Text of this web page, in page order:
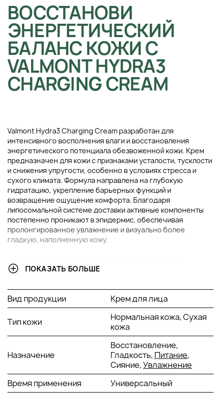
ВОССТАНОВИ
ЭНЕРГЕТИЧЕСКИЙ
БАЛАНС КОЖИ С
VALMONT HYDRA3
CHARGING CREAM
Valmont Hydra3 Charging Cream разработан для
интенсивного восполнения влаги и восстановления
энергетического потенциала обезвоженной кожи. Крем
предназначен для кожи с признаками усталости, тусклости
и снижения упругости, особенно в условиях стресса и
сухого климата. Формула направлена на глубокую
гидратацию, укрепление барьерных функций и
возвращение ощущение комфорта. Благодаря
липосомальной системе доставки активные компоненты
постепенно проникают в эпидермис, обеспечивая
пролонгированное увлажнение и визуально более
гладкую, наполненную кожу.
ОСНОВНЫЕ ИНГРЕДИЕНТЫ И ИХ ПРЕИМУЩЕСТВА
компонент, способный связывать и удерживать
значительное количество воды в коже.
Обеспечивает интенсивную и длительную
гидратацию на разных уровнях эпидермиса.
Способствует визуальному разглаживанию мелких
линий обезвоженности. Повышает упругость и
придает коже более свежий и наполненный вид.
Липосомальный увлажняющий комплекс:
Инкапсулированная система доставки активных
веществ на основе фосфолипидов. Обеспечивает
ПОКАЗАТЬ БОЛЬШЕ
Вид продукции Крем для лица
Тип кожи
Нормальная кожа, Сухая
кожа
Назначение
Восстановление,
Гладкость, Питание,
Сияние,Увлажнение
Время применения
Универсальный